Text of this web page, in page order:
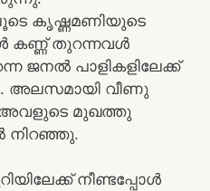
കൃഷ്ണമണിയുടെ
കണ്ണ് തുറന്നവൾ
ജനൽ പാളികളിലേക്ക്
അലസമായി വീണു
അവളുടെ മുഖത്തു
നിറഞ്ഞു.
നീണ്ടപ്പോൾ